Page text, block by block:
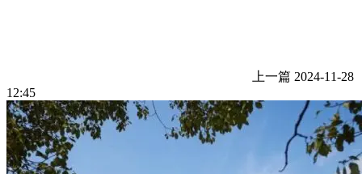
上一篇 2024-11-28
12:45